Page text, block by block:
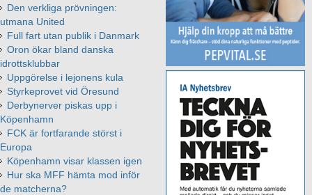
Den verkliga prövningen:
utmana United
Full fart utan publik i Danmark
Oron ökar bland danska
idrottsklubbar
Uppgörelse i lejonens kula
Styrkeprovet vid Öresund
Derbynerver piskas upp i
Köpenhamn
FCK är fortfarande störst i
Europa
Köpenhamn visar klassen igen
Hur ska MFF hämta mod inför
de matcherna?